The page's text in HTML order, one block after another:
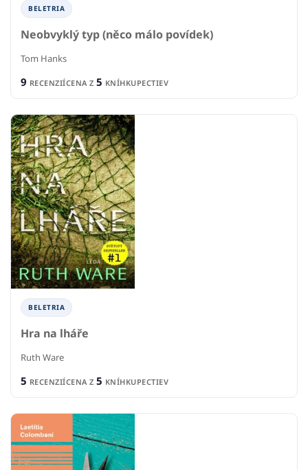
BELETRIA
Neobvyklý typ (něco málo povídek)
Tom Hanks
9 RECENZIÍCENA Z 5 KNÍHKUPECTIEV
BELETRIA
Hra na lháře
Ruth Ware
5 RECENZIÍCENA Z 5 KNÍHKUPECTIEV